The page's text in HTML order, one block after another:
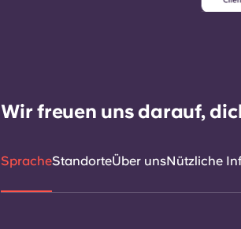
Wir freuen uns darauf,
SpracheStandorteÜber unsNützliche